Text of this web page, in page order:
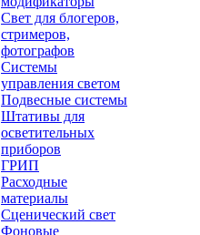
Свет для блогеров,
стримеров,
фотографов
Системы
управления светом
Подвесные системы
Штативы для
осветительных
приборов
ГРИП
Расходные
материалы
Сценический свет
Фоновые